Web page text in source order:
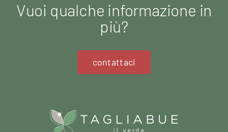
Vuoi qualche informazione in
più?
contattaci